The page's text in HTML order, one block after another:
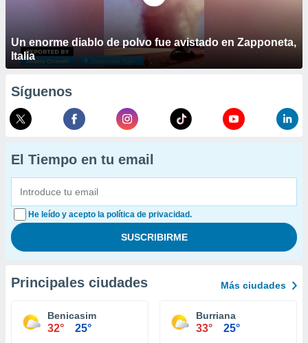
Un enorme diablo de polvo fue avistado en Zapponeta,
Italia
Síguenos
El Tiempo en tu email
He leído y acepto la política de privacidad.
Principales ciudades Más ciudades
Benicasim
32° 25°
Burriana
33° 25°